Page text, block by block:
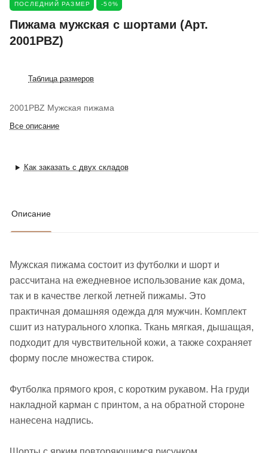
ПОСЛЕДНИЙ РАЗМЕР -50%
Пижама мужская с шортами (Арт.
2001PBZ)
Таблица размеров
2001PBZ Мужская пижама
Все описание
Как заказать с двух складов
Описание
Мужская пижама состоит из футболки и шорт и
рассчитана на ежедневное использование как дома,
так и в качестве легкой летней пижамы. Это
практичная домашняя одежда для мужчин. Комплект
сшит из натурального хлопка. Ткань мягкая, дышащая,
подходит для чувствительной кожи, а также сохраняет
форму после множества стирок.
Футболка прямого кроя, с коротким рукавом. На груди
накладной карман с принтом, а на обратной стороне
нанесена надпись.